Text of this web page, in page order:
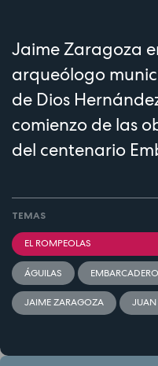
Jaime Zaragoza
arqueólogo
de Dios
comienzo de las
del centenario
TEMAS
EL ROMPEOLAS
ÁGUILAS EMBARCADERO
JAIME ZARAGOZA JUAN